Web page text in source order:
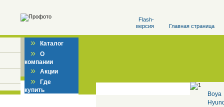
Flash-
версия
Главная страница
» Каталог
» О
компании
» Акции
» Где
купить
Boya